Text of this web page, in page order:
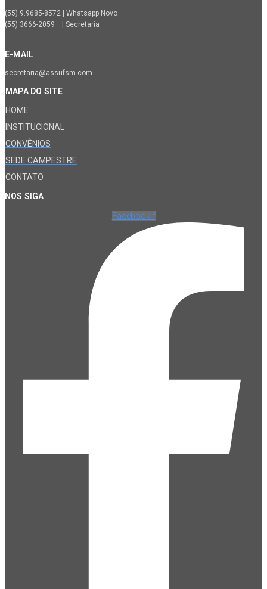
(55) 9.9685-8572 | Whatsapp Novo
(55) 3666-2059 | Secretaria
E-MAIL
secretaria@assufsm.com
MAPA DO SITE
HOME
INSTITUCIONAL
CONVÊNIOS
SEDE CAMPESTRE
CONTATO
NOS SIGA
Facebook-f